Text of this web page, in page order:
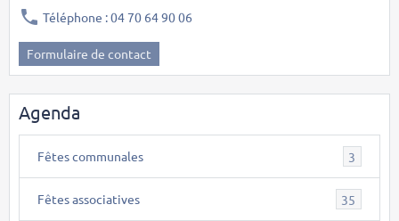
Téléphone : 04 70 64 90 06
Formulaire de contact
Agenda
Fêtes communales 3
Fêtes associatives 35